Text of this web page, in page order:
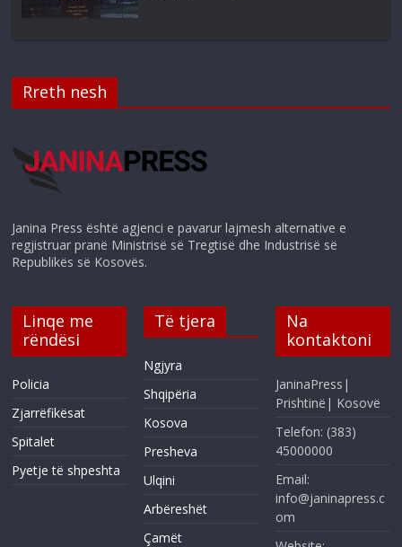
Rreth nesh
Janina Press është agjenci e pavarur lajmesh alternative e
regjistruar pranë Ministrisë së Tregtisë dhe Industrisë së
Republikës së Kosovës.
Linqe me
rëndësi
Policia
Zjarrëfikësat
Spitalet
Pyetje të shpeshta
Të tjera
Ngjyra
Shqipëria
Kosova
Presheva
Ulqini
Arbëreshët
Çamët
Na
kontaktoni
JaninaPress|
Prishtinë| Kosovë
Telefon: (383)
45000000
Email:
info@janinapress.c
om